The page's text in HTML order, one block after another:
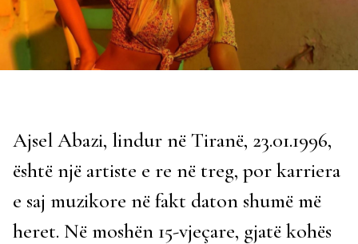
Ajsel Abazi, lindur në Tiranë, 23.01.1996,
është një artiste e re në treg, por karriera
e saj muzikore në fakt daton shumë më
heret. Në moshën 15-vjeçare, gjatë kohës